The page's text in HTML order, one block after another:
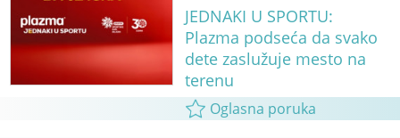
JEDNAKI U SPORTU:
Plazma podseća da svako
dete zaslužuje mesto na
terenu
Oglasna poruka